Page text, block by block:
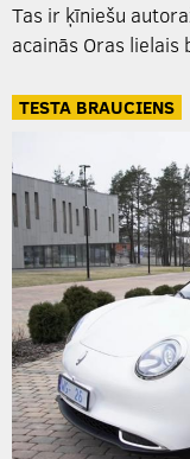
Tas ir ķīniešu
acainās Oras lielais
TESTA BRAUCIENS